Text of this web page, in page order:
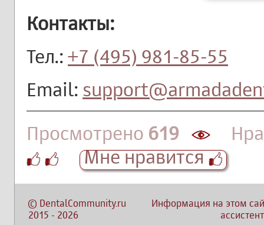
Контакты:
Тел.: +7 (495) 981-85-55
Email:
Просмотрено 619
Мне нравится
© DentalCommunity.ru
2015 - 2026
Информация на этом